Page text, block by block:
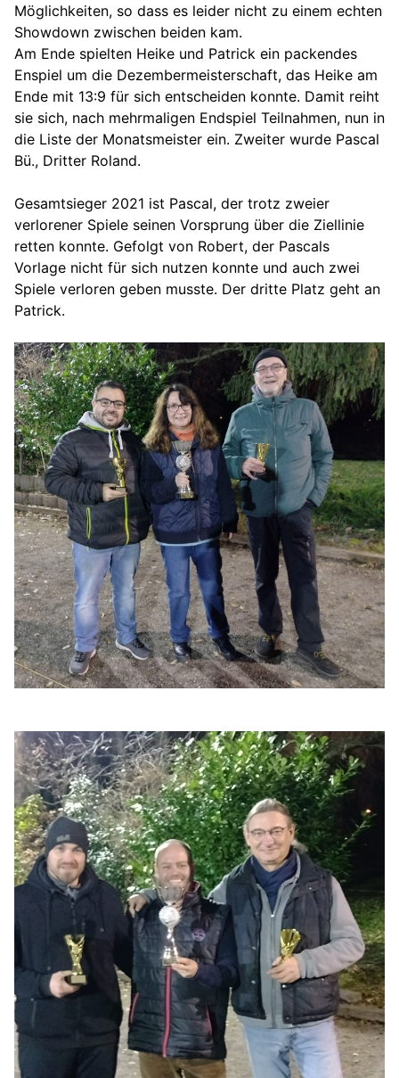
Möglichkeiten, so dass es leider nicht zu einem echten
Showdown zwischen beiden kam.
Am Ende spielten Heike und Patrick ein packendes
Enspiel um die Dezembermeisterschaft, das Heike am
Ende mit 13:9 für sich entscheiden konnte. Damit reiht
sie sich, nach mehrmaligen Endspiel Teilnahmen, nun in
die Liste der Monatsmeister ein. Zweiter wurde Pascal
Bü., Dritter Roland.
Gesamtsieger 2021 ist Pascal, der trotz zweier
verlorener Spiele seinen Vorsprung über die Ziellinie
retten konnte. Gefolgt von Robert, der Pascals
Vorlage nicht für sich nutzen konnte und auch zwei
Spiele verloren geben musste. Der dritte Platz geht an
Patrick.